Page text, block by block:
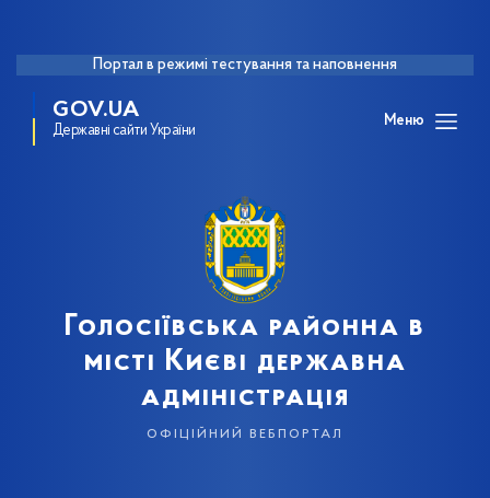
Портал в режимі тестування та наповнення
GOV.UA
Державні сайти України
Меню
Голосіївська районна в
місті Києві державна
адміністрація
офіційний вебпортал